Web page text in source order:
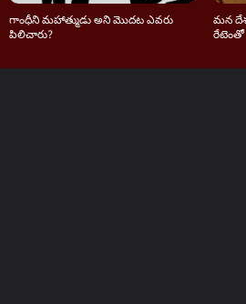
గాంధీని మహాత్ముడు అని మొదట ఎవరు
పిలిచారు?
మన దేశంలో
రేటెంతో